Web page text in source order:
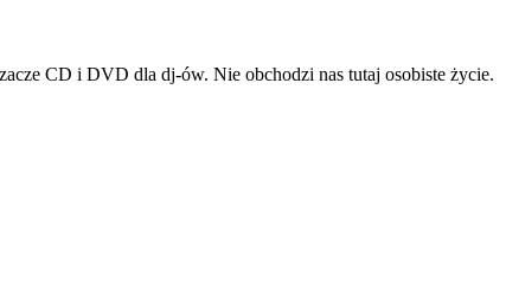
CD i DVD dla dj-ów. Nie obchodzi nas tutaj osobiste życie.